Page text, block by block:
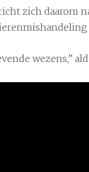
zich daarom
wezens,”